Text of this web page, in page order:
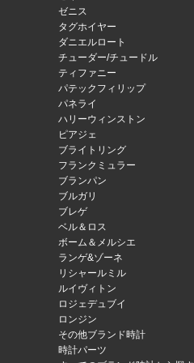
ゼニス
タグホイヤー
ダニエルロート
チューダー/チュードル
ティファニー
パテックフィリップ
パネライ
ハリーウィンストン
ピアジェ
ブライトリング
フランクミュラー
ブランパン
ブルガリ
ブレゲ
ベル＆ロス
ボーム＆メルシエ
ランゲ&ゾーネ
リシャールミル
ルイヴィトン
ロジェデュブイ
ロンジン
その他ブランド時計
時計パーツ